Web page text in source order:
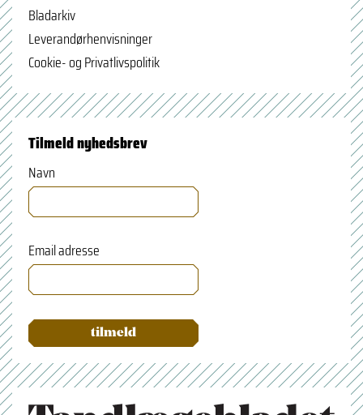
Bladarkiv
Leverandørhenvisninger
Cookie- og Privatlivspolitik
Tilmeld nyhedsbrev
Navn
Email adresse